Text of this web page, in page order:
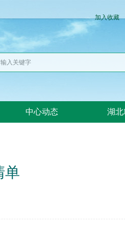
加入收藏
中心动态 湖北
单